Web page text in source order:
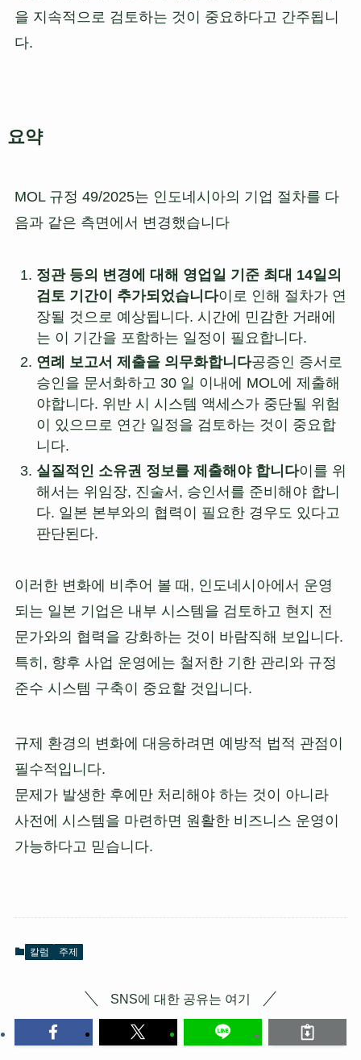
을 지속적으로 검토하는 것이 중요하다고 간주됩니
다.
요약
MOL 규정 49/2025는 인도네시아의 기업 절차를 다
음과 같은 측면에서 변경했습니다
정관 등의 변경에 대해 영업일 기준 최대 14일의
검토 기간이 추가되었습니다이로 인해 절차가 연
장될 것으로 예상됩니다. 시간에 민감한 거래에
는 이 기간을 포함하는 일정이 필요합니다.
연례 보고서 제출을 의무화합니다공증인 증서로
승인을 문서화하고 30 일 이내에 MOL에 제출해
야합니다. 위반 시 시스템 액세스가 중단될 위험
이 있으므로 연간 일정을 검토하는 것이 중요합
니다.
실질적인 소유권 정보를 제출해야 합니다이를 위
해서는 위임장, 진술서, 승인서를 준비해야 합니
다. 일본 본부와의 협력이 필요한 경우도 있다고
판단된다.
이러한 변화에 비추어 볼 때, 인도네시아에서 운영
되는 일본 기업은 내부 시스템을 검토하고 현지 전
문가와의 협력을 강화하는 것이 바람직해 보입니다.
특히, 향후 사업 운영에는 철저한 기한 관리와 규정
준수 시스템 구축이 중요할 것입니다.
규제 환경의 변화에 대응하려면 예방적 법적 관점이
필수적입니다.
문제가 발생한 후에만 처리해야 하는 것이 아니라
사전에 시스템을 마련하면 원활한 비즈니스 운영이
가능하다고 믿습니다.
칼럼 주제
SNS에 대한 공유는 여기